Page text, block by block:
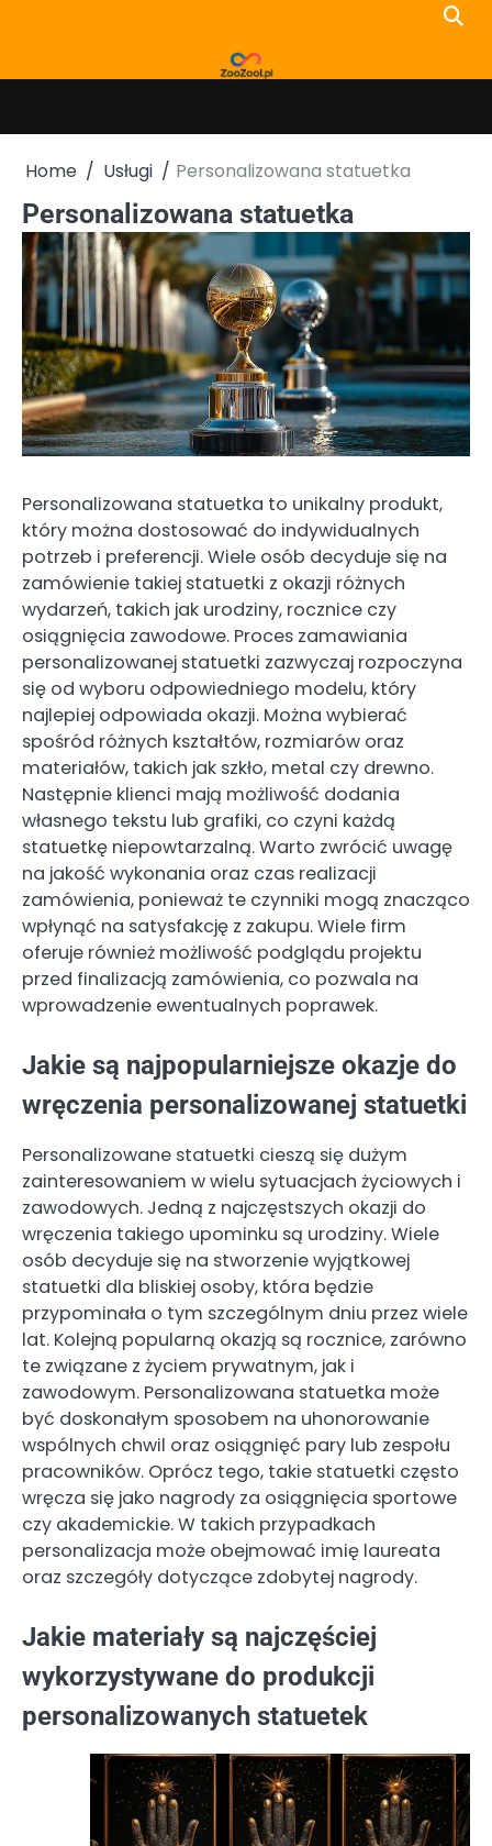
Home Usługi Personalizowana statuetka
Personalizowana statuetka
Personalizowana statuetka to unikalny produkt,
który można dostosować do indywidualnych
potrzeb i preferencji. Wiele osób decyduje się na
zamówienie takiej statuetki z okazji różnych
wydarzeń, takich jak urodziny, rocznice czy
osiągnięcia zawodowe. Proces zamawiania
personalizowanej statuetki zazwyczaj rozpoczyna
się od wyboru odpowiedniego modelu, który
najlepiej odpowiada okazji. Można wybierać
spośród różnych kształtów, rozmiarów oraz
materiałów, takich jak szkło, metal czy drewno.
Następnie klienci mają możliwość dodania
własnego tekstu lub grafiki, co czyni każdą
statuetkę niepowtarzalną. Warto zwrócić uwagę
na jakość wykonania oraz czas realizacji
zamówienia, ponieważ te czynniki mogą znacząco
wpłynąć na satysfakcję z zakupu. Wiele firm
oferuje również możliwość podglądu projektu
przed finalizacją zamówienia, co pozwala na
wprowadzenie ewentualnych poprawek.
Jakie są najpopularniejsze okazje do
wręczenia personalizowanej statuetki
Personalizowane statuetki cieszą się dużym
zainteresowaniem w wielu sytuacjach życiowych i
zawodowych. Jedną z najczęstszych okazji do
wręczenia takiego upominku są urodziny. Wiele
osób decyduje się na stworzenie wyjątkowej
statuetki dla bliskiej osoby, która będzie
przypominała o tym szczególnym dniu przez wiele
lat. Kolejną popularną okazją są rocznice, zarówno
te związane z życiem prywatnym, jak i
zawodowym. Personalizowana statuetka może
być doskonałym sposobem na uhonorowanie
wspólnych chwil oraz osiągnięć pary lub zespołu
pracowników. Oprócz tego, takie statuetki często
wręcza się jako nagrody za osiągnięcia sportowe
czy akademickie. W takich przypadkach
personalizacja może obejmować imię laureata
oraz szczegóły dotyczące zdobytej nagrody.
Jakie materiały są najczęściej
wykorzystywane do produkcji
personalizowanych statuetek